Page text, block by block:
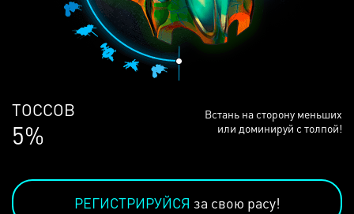
ЛЮДЕЙ
69%
Встань на сторону меньших
или доминируй с толпой!
РЕГИСТРИРУЙСЯ за свою расу!